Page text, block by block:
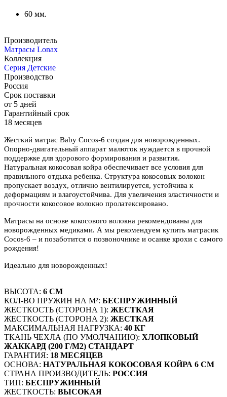
60 мм.
Производитель
Матрасы Lonax
Коллекция
Серия Детские
Производство
Россия
Срок поставки
от 5 дней
Гарантийный срок
18 месяцев
Жесткий матрас Baby Cocos-6 создан для новорожденных.
Опорно-двигательный аппарат малюток нуждается в прочной
поддержке для здорового формирования и развития.
Натуральная кокосовая койра обеспечивает все условия для
правильного отдыха ребенка. Структура кокосовых волокон
пропускает воздух, отлично вентилируется, устойчива к
деформациям и влагоустойчива. Для увеличения эластичности и
прочности кокосовое волокно пролатексировано.
Матрасы на основе кокосового волокна рекомендованы для
новорожденных медиками. А мы рекомендуем купить матрасик
Cocos-6 – и позаботится о позвоночнике и осанке крохи с самого
рождения!
Идеально для новорожденных!
ВЫСОТА: 6 СМ
КОЛ-ВО ПРУЖИН НА М²: БЕСПРУЖИННЫЙ
ЖЕСТКОСТЬ (СТОРОНА 1): ЖЕСТКАЯ
ЖЕСТКОСТЬ (СТОРОНА 2): ЖЕСТКАЯ
МАКСИМАЛЬНАЯ НАГРУЗКА: 40 КГ
ТКАНЬ ЧЕХЛА (ПО УМОЛЧАНИЮ): ХЛОПКОВЫЙ
ЖАККАРД (200 Г/М2) СТАНДАРТ
ГАРАНТИЯ: 18 МЕСЯЦЕВ
ОСНОВА: НАТУРАЛЬНАЯ КОКОСОВАЯ КОЙРА 6 СМ
СТРАНА ПРОИЗВОДИТЕЛЬ: РОССИЯ
ТИП: БЕСПРУЖИННЫЙ
ЖЕСТКОСТЬ: ВЫСОКАЯ